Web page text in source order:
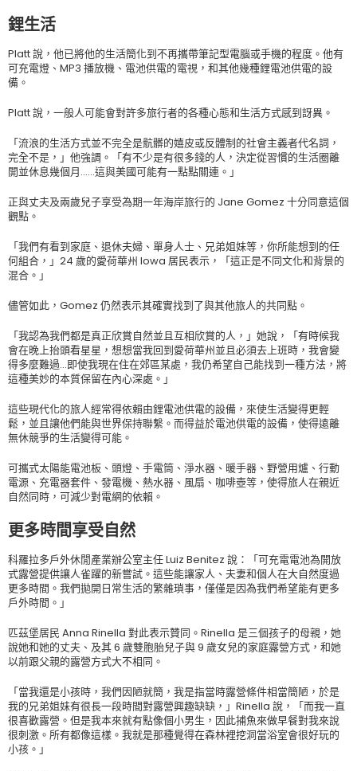
鋰生活
Platt 說，他已將他的生活簡化到不再攜帶筆記型電腦或手機的程度。他有
可充電燈、MP3 播放機、電池供電的電視，和其他幾種鋰電池供電的設
備。
Platt 說，一般人可能會對許多旅行者的各種心態和生活方式感到訝異。
「流浪的生活方式並不完全是骯髒的嬉皮或反體制的社會主義者代名詞，
完全不是，」他強調。「有不少是有很多錢的人，決定從習慣的生活圈離
開並休息幾個月……這與美國可能有一點點關連。」
正與丈夫及兩歲兒子享受為期一年海岸旅行的 Jane Gomez 十分同意這個
觀點。
「我們有看到家庭、退休夫婦、單身人士、兄弟姐妹等，你所能想到的任
何組合，」24 歲的愛荷華州 Iowa 居民表示，「這正是不同文化和背景的
混合。」
儘管如此，Gomez 仍然表示其確實找到了與其他旅人的共同點。
「我認為我們都是真正欣賞自然並且互相欣賞的人，」她說，「有時候我
會在晚上抬頭看星星，想想當我回到愛荷華州並且必須去上班時，我會變
得多麼難過…即使我現在住在郊區某處，我仍希望自己能找到一種方法，將
這種美妙的本質保留在內心深處。」
這些現代化的旅人經常得依賴由鋰電池供電的設備，來使生活變得更輕
鬆，並且讓他們能與世界保持聯繫。而得益於電池供電的設備，使得遠離
無休競爭的生活變得可能。
可攜式太陽能電池板、頭燈、手電筒、淨水器、暖手器、野營用爐、行動
電源、充電器套件、發電機、熱水器、風扇、咖啡壺等，使得旅人在親近
自然同時，可減少對電網的依賴。
更多時間享受自然
科羅拉多戶外休閒產業辦公室主任 Luiz Benitez 說：「可充電電池為開放
式露營提供讓人雀躍的新嘗試。這些能讓家人、夫妻和個人在大自然度過
更多時間。我們拋開日常生活的繁雜瑣事，僅僅是因為我們希望能有更多
戶外時間。」
匹茲堡居民 Anna Rinella 對此表示贊同。Rinella 是三個孩子的母親，她
說她和她的丈夫、及其 6 歲雙胞胎兒子與 9 歲女兒的家庭露營方式，和她
以前跟父親的露營方式大不相同。
「當我還是小孩時，我們因陋就簡，我是指當時露營條件相當簡陋，於是
我的兄弟姐妹有很長一段時間對露營興趣缺缺，」Rinella 說，「而我一直
很喜歡露營。但是我本來就有點像個小男生，因此捕魚來做早餐對我來說
很刺激。所有都像這樣。我就是那種覺得在森林裡挖洞當浴室會很好玩的
小孩。」